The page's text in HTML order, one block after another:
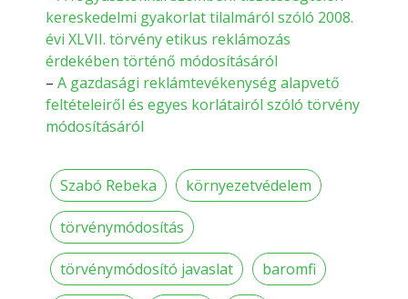
kereskedelmi gyakorlat tilalmáról szóló 2008.
évi XLVII. törvény etikus reklámozás
érdekében történő módosításáról
– A gazdasági reklámtevékenység alapvető
feltételeiről és egyes korlátairól szóló törvény
módosításáról
Szabó Rebeka környezetvédelem
törvénymódosítás
törvénymódosító javaslat baromfi